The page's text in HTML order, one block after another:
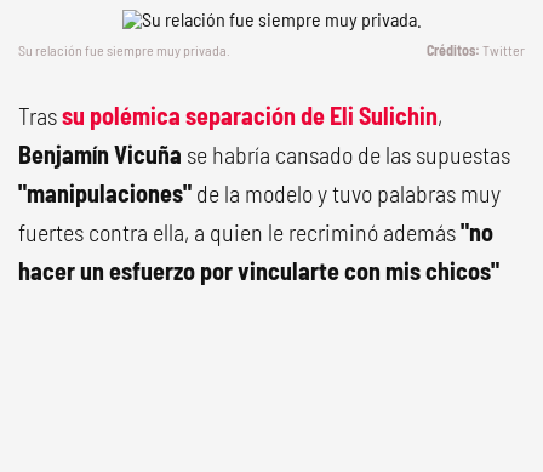
Su relación fue siempre muy privada. Twitter
Trassu polémica separación de Eli Sulichin,
Benjamín Vicuña se habría cansado de las supuestas
"manipulaciones" de la modelo y tuvo palabras muy
fuertes contra ella, a quien le recriminó además"no
hacer un esfuerzo por vincularte con mis chicos"